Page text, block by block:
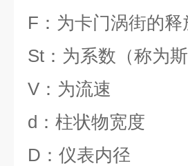
F ：为卡门涡街的
St ：为系数（称为
V ：为流速
d ：柱状物宽度
D ：仪表内径